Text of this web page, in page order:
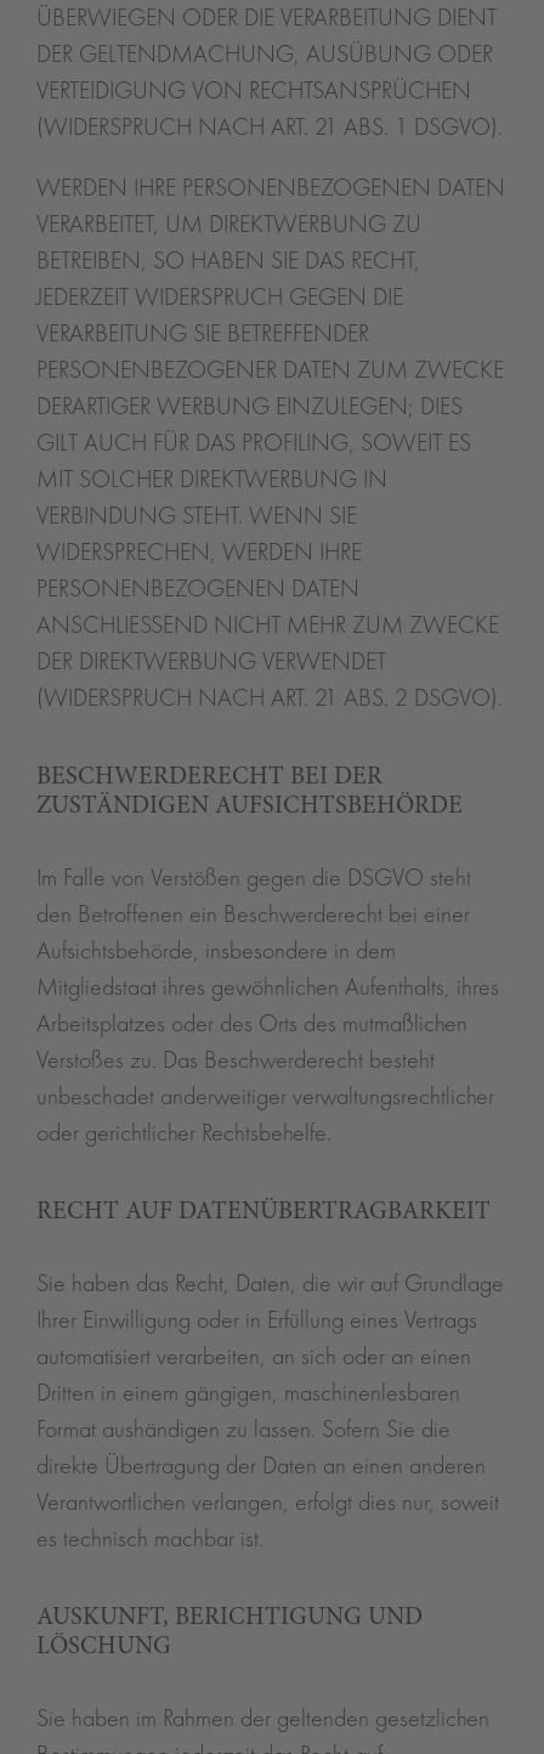
ÜBERWIEGEN ODER DIE VERARBEITUNG DIENT
DER GELTENDMACHUNG, AUSÜBUNG ODER
VERTEIDIGUNG VON RECHTSANSPRÜCHEN
(WIDERSPRUCH NACH ART. 21 ABS. 1 DSGVO).
WERDEN IHRE PERSONENBEZOGENEN DATEN
VERARBEITET, UM DIREKTWERBUNG ZU
BETREIBEN, SO HABEN SIE DAS RECHT,
JEDERZEIT WIDERSPRUCH GEGEN DIE
VERARBEITUNG SIE BETREFFENDER
PERSONENBEZOGENER DATEN ZUM ZWECKE
DERARTIGER WERBUNG EINZULEGEN; DIES
GILT AUCH FÜR DAS PROFILING, SOWEIT ES
MIT SOLCHER DIREKTWERBUNG IN
VERBINDUNG STEHT. WENN SIE
WIDERSPRECHEN, WERDEN IHRE
PERSONENBEZOGENEN DATEN
ANSCHLIESSEND NICHT MEHR ZUM ZWECKE
DER DIREKTWERBUNG VERWENDET
(WIDERSPRUCH NACH ART. 21 ABS. 2 DSGVO).
BESCHWERDE­RECHT BEI DER
ZUSTÄNDIGEN AUFSICHTS­BEHÖRDE
Im Falle von Verstößen gegen die DSGVO steht
den Betroffenen ein Beschwerderecht bei einer
Aufsichtsbehörde, insbesondere in dem
Mitgliedstaat ihres gewöhnlichen Aufenthalts, ihres
Arbeitsplatzes oder des Orts des mutmaßlichen
Verstoßes zu. Das Beschwerderecht besteht
unbeschadet anderweitiger verwaltungsrechtlicher
oder gerichtlicher Rechtsbehelfe.
RECHT AUF DATEN­ÜBERTRAG­BARKEIT
Sie haben das Recht, Daten, die wir auf Grundlage
Ihrer Einwilligung oder in Erfüllung eines Vertrags
automatisiert verarbeiten, an sich oder an einen
Dritten in einem gängigen, maschinenlesbaren
Format aushändigen zu lassen. Sofern Sie die
direkte Übertragung der Daten an einen anderen
Verantwortlichen verlangen, erfolgt dies nur, soweit
es technisch machbar ist.
AUSKUNFT, BERICHTIGUNG UND
LÖSCHUNG
Sie haben im Rahmen der geltenden gesetzlichen